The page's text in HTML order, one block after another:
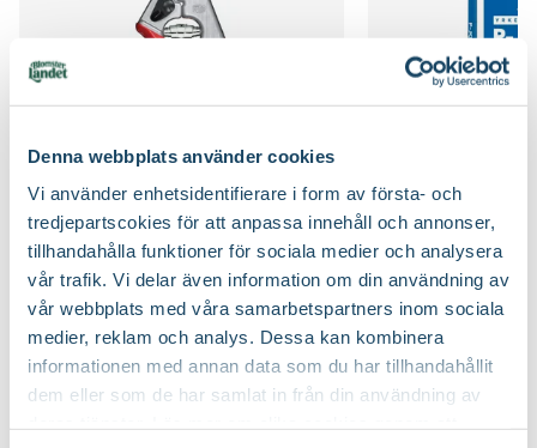
Denna webbplats använder cookies
Vi använder enhetsidentifierare i form av första- och
tredjepartscokies för att anpassa innehåll och annonser,
tillhandahålla funktioner för sociala medier och analysera
vår trafik. Vi delar även information om din användning av
vår webbplats med våra samarbetspartners inom sociala
medier, reklam och analys. Dessa kan kombinera
informationen med annan data som du har tillhandahållit
dem eller som de har samlat in från din användning av
Växtsätt
Brett upprättväxande, Graciöst med överhängande
Blomfärg Vit
Bladfärg Mörkgrön
Blomningstid Juni, Juli
Utmärkande egenskaper Doftar, För pollinatörer, Höstfärg
Ursprung Nordamerika, Asien och östra Europa
Mullrik jord, Näringsrik jord, Väldränerad jord
Näring
Beskärningssätt Gallra ut äldre grenar på olika höjder
Beskärningstid Juli-september (JAS-perioden), På hösten, På
vårvintern
Sekatör Felco 4
Felco
579:-
Välj butik
Online
Slut i lager
Till Produkten
till Sekatör Felco 4 produktsida
Hasselfors P-
Hasselfors Garden
8990
Välj butik
Online